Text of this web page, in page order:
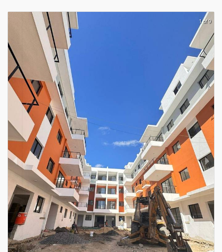
1 of 9